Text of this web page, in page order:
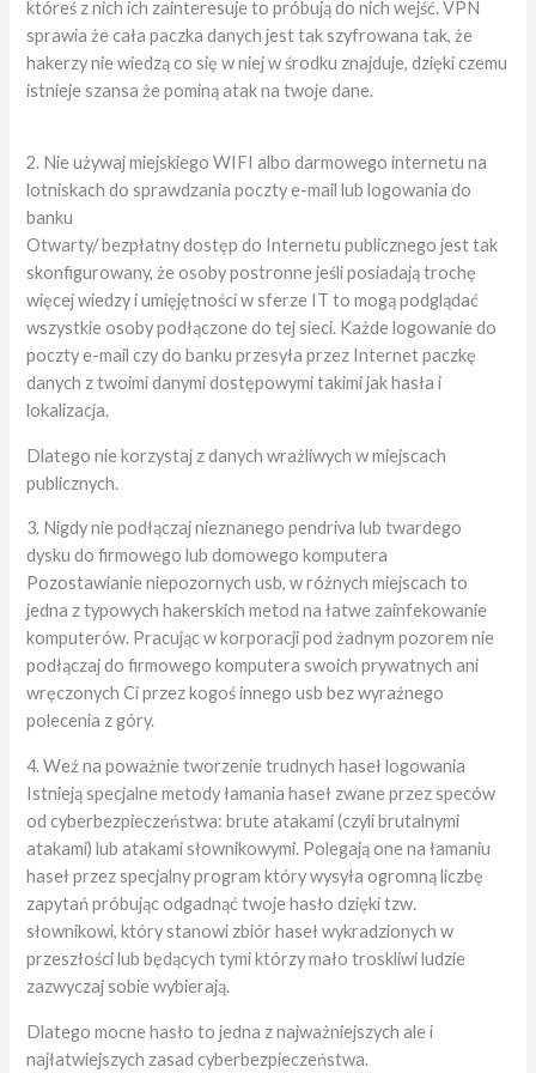
któreś z nich ich zainteresuje to próbują do nich wejść. VPN
sprawia że cała paczka danych jest tak szyfrowana tak, że
hakerzy nie wiedzą co się w niej w środku znajduje, dzięki czemu
istnieje szansa że pominą atak na twoje dane.
2. Nie używaj miejskiego WIFI albo darmowego internetu na
lotniskach do sprawdzania poczty e-mail lub logowania do
banku
Otwarty/ bezpłatny dostęp do Internetu publicznego jest tak
skonfigurowany, że osoby postronne jeśli posiadają trochę
więcej wiedzy i umięjętności w sferze IT to mogą podglądać
wszystkie osoby podłączone do tej sieci. Każde logowanie do
poczty e-mail czy do banku przesyła przez Internet paczkę
danych z twoimi danymi dostępowymi takimi jak hasła i
lokalizacja.
Dlatego nie korzystaj z danych wrażliwych w miejscach
publicznych.
3. Nigdy nie podłączaj nieznanego pendriva lub twardego
dysku do firmowego lub domowego komputera
Pozostawianie niepozornych usb, w różnych miejscach to
jedna z typowych hakerskich metod na łatwe zainfekowanie
komputerów. Pracując w korporacji pod żadnym pozorem nie
podłączaj do firmowego komputera swoich prywatnych ani
wręczonych Ci przez kogoś innego usb bez wyraźnego
polecenia z góry.
4. Weź na poważnie tworzenie trudnych haseł logowania
Istnieją specjalne metody łamania haseł zwane przez speców
od cyberbezpieczeństwa: brute atakami (czyli brutalnymi
atakami) lub atakami słownikowymi. Polegają one na łamaniu
haseł przez specjalny program który wysyła ogromną liczbę
zapytań próbując odgadnąć twoje hasło dzięki tzw.
słownikowi, który stanowi zbiór haseł wykradzionych w
przeszłości lub będących tymi którzy mało troskliwi ludzie
zazwyczaj sobie wybierają.
Dlatego mocne hasło to jedna z najważniejszych ale i
najłatwiejszych zasad cyberbezpieczeństwa.